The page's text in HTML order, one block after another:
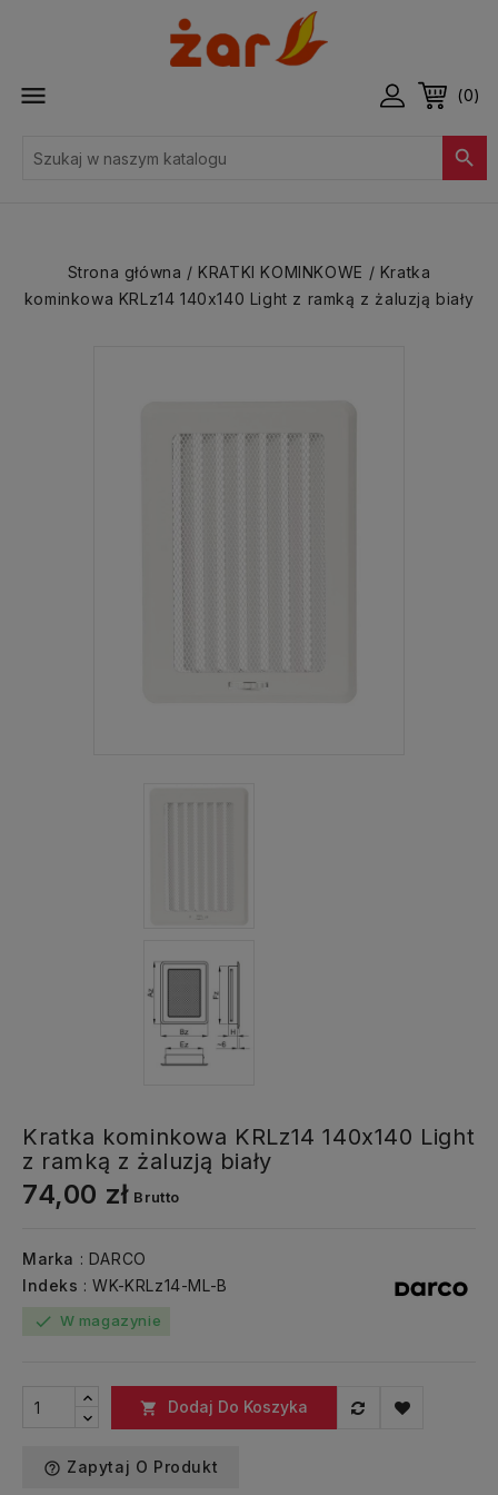
 (0)

Strona główna KRATKI KOMINKOWE
Kratka
kominkowa KRLz14 140x140 Light z ramką z żaluzją biały
Kratka kominkowa KRLz14 140x140 Light
z ramką z żaluzją biały
74,00 zł Brutto
Marka : DARCO
Indeks : WK-KRLz14-ML-B
check W magazynie
 Dodaj Do Koszyka
help_outline Zapytaj O Produkt